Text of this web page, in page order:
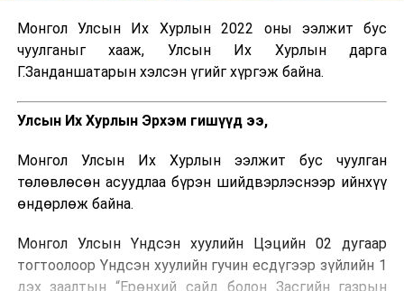
Монгол Улсын Их Хурлын 2022 оны ээлжит бус
чуулганыг хааж, Улсын Их Хурлын дарга
Г.Занданшатарын хэлсэн үгийг хүргэж байна.
Улсын Их Хурлын Эрхэм гишүүд ээ,
Монгол Улсын Их Хурлын ээлжит бус чуулган
төлөвлөсөн асуудлаа бүрэн шийдвэрлэснээр ийнхүү
өндөрлөж байна.
Монгол Улсын Үндсэн хуулийн Цэцийн 02 дугаар
тогтоолоор Үндсэн хуулийн гучин есдүгээр зүйлийн 1
дэх заалтын “Ерөнхий сайд болон Засгийн газрын